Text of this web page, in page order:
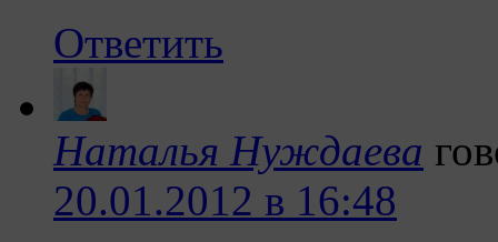
Ответить
Наталья Нуждаева
20.01.2012 в 16:48